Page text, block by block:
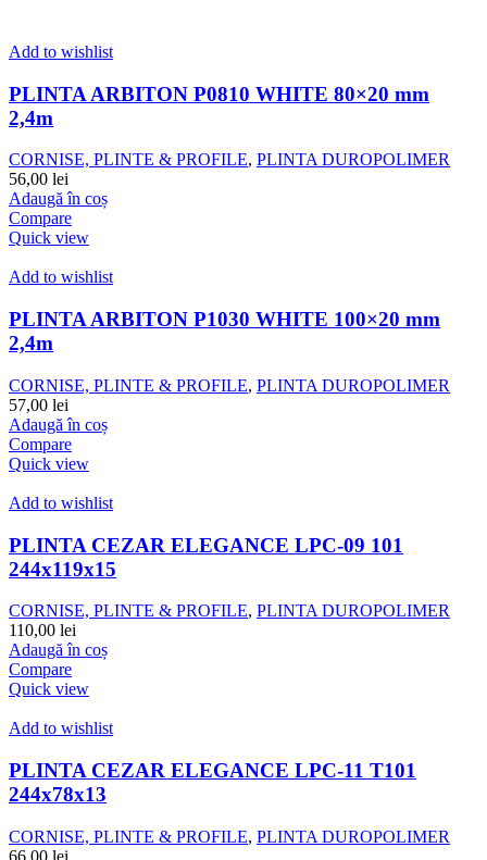
Add to wishlist
PLINTA ARBITON P0810 WHITE 80×20 mm
2,4m
CORNISE, PLINTE & PROFILE, PLINTA DUROPOLIMER
56,00 lei
Adaugă în coș
Compare
Quick view
Add to wishlist
PLINTA ARBITON P1030 WHITE 100×20 mm
2,4m
CORNISE, PLINTE & PROFILE, PLINTA DUROPOLIMER
57,00 lei
Adaugă în coș
Compare
Quick view
Add to wishlist
PLINTA CEZAR ELEGANCE LPC-09 101
244x119x15
CORNISE, PLINTE & PROFILE, PLINTA DUROPOLIMER
110,00 lei
Adaugă în coș
Compare
Quick view
Add to wishlist
PLINTA CEZAR ELEGANCE LPC-11 T101
244x78x13
CORNISE, PLINTE & PROFILE, PLINTA DUROPOLIMER
66,00 lei